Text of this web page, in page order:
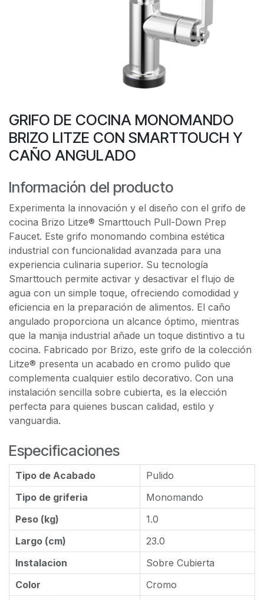
GRIFO DE COCINA MONOMANDO
BRIZO LITZE CON SMARTTOUCH Y
CAÑO ANGULADO
Información del producto
Experimenta la innovación y el diseño con el grifo de
cocina Brizo Litze® Smarttouch Pull-Down Prep
Faucet. Este grifo monomando combina estética
industrial con funcionalidad avanzada para una
experiencia culinaria superior. Su tecnología
Smarttouch permite activar y desactivar el flujo de
agua con un simple toque, ofreciendo comodidad y
eficiencia en la preparación de alimentos. El caño
angulado proporciona un alcance óptimo, mientras
que la manija industrial añade un toque distintivo a tu
cocina. Fabricado por Brizo, este grifo de la colección
Litze® presenta un acabado en cromo pulido que
complementa cualquier estilo decorativo. Con una
instalación sencilla sobre cubierta, es la elección
perfecta para quienes buscan calidad, estilo y
vanguardia.
Especificaciones
Tipo de Acabado
Pulido
Tipo de griferia
Monomando
Peso (kg)
1.0
Largo (cm)
23.0
Instalacion
Sobre Cubierta
Color
Cromo